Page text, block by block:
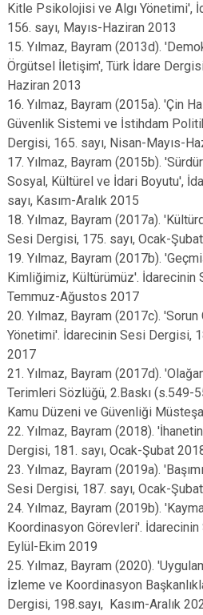
Kitle Psikolojisi ve Algı Yönetimi',
156. sayı, Mayıs-Haziran 2013
15. Yılmaz, Bayram (2013d).
Örgütsel İletişim', Türk İdare
Haziran 2013
16. Yılmaz, Bayram (2015a). 'Çin
Güvenlik Sistemi ve İstihdam
Dergisi, 165. sayı, Nisan-Mayıs-
17. Yılmaz, Bayram (2015b).
Sosyal, Kültürel ve İdari Boyutu',
sayı, Kasım-Aralık 2015
18. Yılmaz, Bayram (2017a).
Sesi Dergisi, 175. sayı, Ocak-
19. Yılmaz, Bayram (2017b).
Kimliğimiz, Kültürümüz'. İdarecinin
Temmuz-Ağustos 2017
20. Yılmaz, Bayram (2017c).
Yönetimi'. İdarecinin Sesi Dergisi,
2017
21. Yılmaz, Bayram (2017d).
Terimleri Sözlüğü, 2.Baskı (s.549-
Kamu Düzeni ve Güvenliği
22. Yılmaz, Bayram (2018).
Dergisi, 181. sayı, Ocak-Şubat
23. Yılmaz, Bayram (2019a).
Sesi Dergisi, 187. sayı, Ocak-
24. Yılmaz, Bayram (2019b).
Koordinasyon Görevleri'.
Eylül-Ekim 2019
25. Yılmaz, Bayram (2020).
İzleme ve Koordinasyon
Dergisi, 198.sayı, Kasım-Aralık